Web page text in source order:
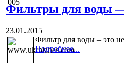
Фильтры для воды
23.01.2015
Фильтр для воды – это
Подробнее...